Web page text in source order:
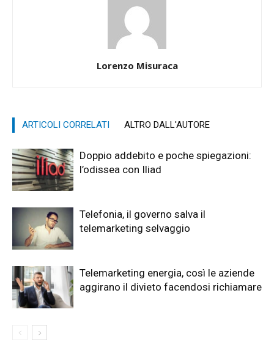
Lorenzo Misuraca
ARTICOLI CORRELATI ALTRO DALL'AUTORE
Doppio addebito e poche spiegazioni:
l’odissea con Iliad
Telefonia, il governo salva il
telemarketing selvaggio
Telemarketing energia, così le aziende
aggirano il divieto facendosi richiamare